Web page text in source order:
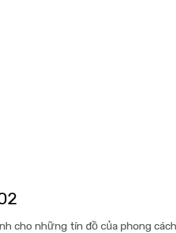
cho những tín đồ của phong